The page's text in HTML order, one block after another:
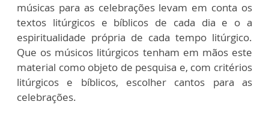
músicas para as celebrações levam em conta os
textos litúrgicos e bíblicos de cada dia e o a
espiritualidade própria de cada tempo litúrgico.
Que os músicos litúrgicos tenham em mãos este
material como objeto de pesquisa e, com critérios
litúrgicos e bíblicos, escolher cantos para as
celebrações.